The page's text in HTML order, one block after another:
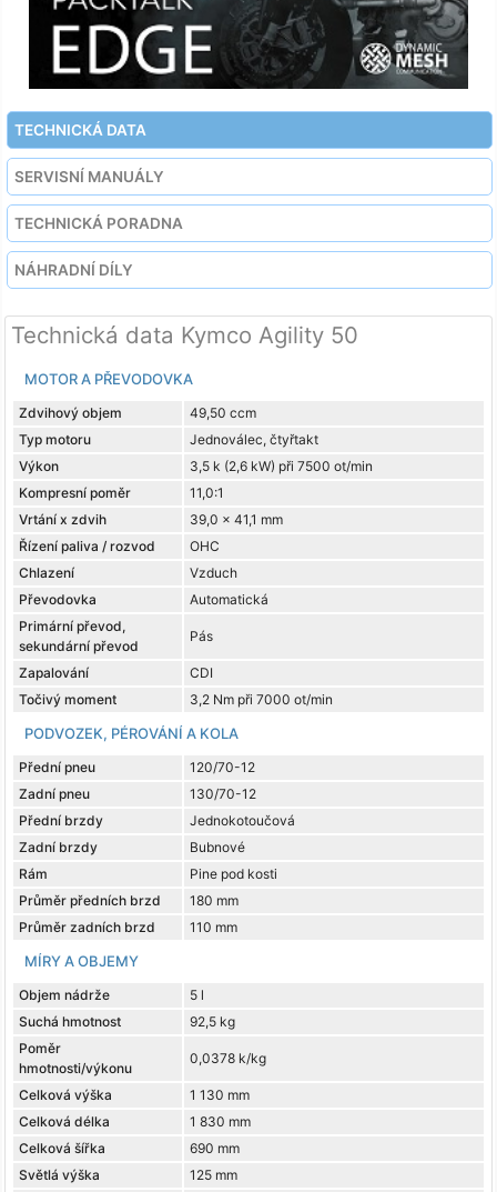
TECHNICKÁ DATA
SERVISNÍ MANUÁLY
TECHNICKÁ PORADNA
NÁHRADNÍ DÍLY
Technická data Kymco Agility 50
MOTOR A PŘEVODOVKA
Zdvihový objem
49,50 ccm
Typ motoru
Jednoválec, čtyřtakt
Výkon
3,5 k (2,6 kW) při 7500 ot/min
Kompresní poměr
11,0:1
Vrtání x zdvih
39,0 x 41,1 mm
Řízení paliva / rozvod
OHC
Chlazení
Vzduch
Převodovka
Automatická
Primární převod,
sekundární převod
Pás
Zapalování
CDI
Točivý moment
3,2 Nm při 7000 ot/min
PODVOZEK, PÉROVÁNÍ A KOLA
Přední pneu
120/70-12
Zadní pneu
130/70-12
Přední brzdy
Jednokotoučová
Zadní brzdy
Bubnové
Rám
Pine pod kosti
Průměr předních brzd
180 mm
Průměr zadních brzd
110 mm
MÍRY A OBJEMY
Objem nádrže
5 l
Suchá hmotnost
92,5 kg
Poměr
hmotnosti/výkonu
0,0378 k/kg
Celková výška
1 130 mm
Celková délka
1 830 mm
Celková šířka
690 mm
Světlá výška
125 mm